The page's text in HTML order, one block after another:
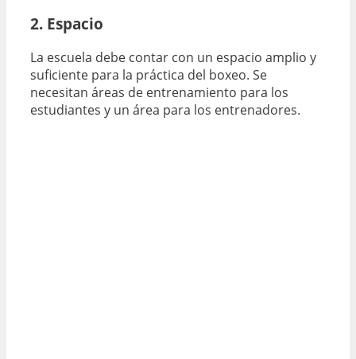
2. Espacio
La escuela debe contar con un espacio amplio y
suficiente para la práctica del boxeo. Se
necesitan áreas de entrenamiento para los
estudiantes y un área para los entrenadores.